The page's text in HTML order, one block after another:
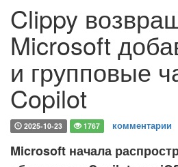
Clippy
Microsoft
и групповые
Copilot
2025-10-23 1767 комментарии
Microsoft начала